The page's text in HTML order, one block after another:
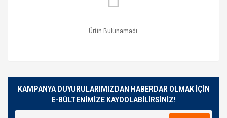
Ürün Bulunamadı.
KAMPANYA DUYURULARIMIZDAN HABERDAR OLMAK İÇİN
E-BÜLTENİMİZE KAYDOLABİLİRSİNİZ!